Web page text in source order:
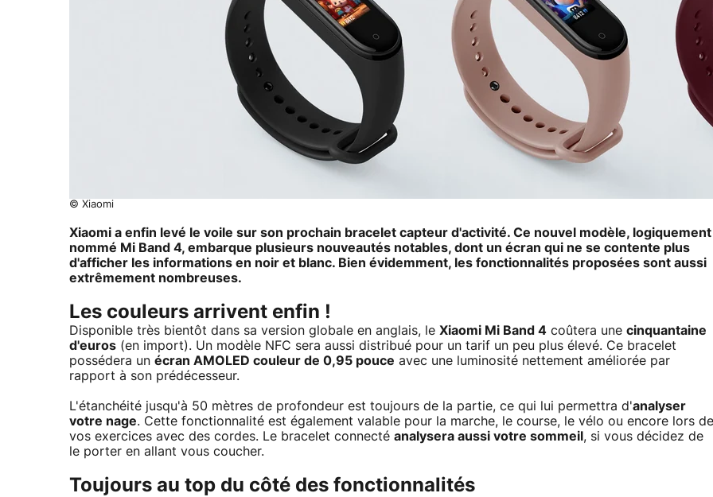
© Xiaomi
Xiaomi a enfin levé le voile sur son prochain bracelet capteur d'activité. Ce nouvel modèle, logiquement
nommé Mi Band 4, embarque plusieurs nouveautés notables, dont un écran qui ne se contente plus
d'afficher les informations en noir et blanc. Bien évidemment, les fonctionnalités proposées sont aussi
extrêmement nombreuses.
Les couleurs arrivent enfin !
Disponible très bientôt dans sa version globale en anglais, le Xiaomi Mi Band 4 coûtera une cinquantaine
d'euros (en import). Un modèle NFC sera aussi distribué pour un tarif un peu plus élevé. Ce bracelet
possédera un écran AMOLED couleur de 0,95 pouce avec une luminosité nettement améliorée par
rapport à son prédécesseur.
L'étanchéité jusqu'à 50 mètres de profondeur est toujours de la partie, ce qui lui permettra d'analyser
votre nage. Cette fonctionnalité est également valable pour la marche, le course, le vélo ou encore lors de
vos exercices avec des cordes. Le bracelet connecté analysera aussi votre sommeil , si vous décidez de
le porter en allant vous coucher.
Toujours au top du côté des fonctionnalités